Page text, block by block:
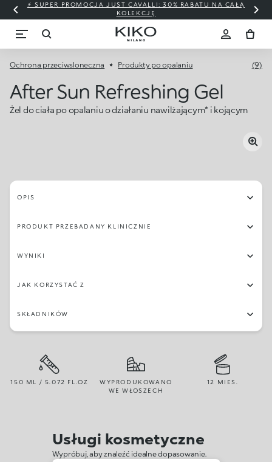
⚡ SUPER PROMOCJA JUST CAVALLI: 30% RABATU NA CAŁĄ
KOLEKCJĘ
Ochrona przeciwsloneczna Produkty po opalaniu (9)
After Sun Refreshing Gel
Żel do ciała po opalaniu o działaniu nawilżającym* i kojącym
OPIS
PRODUKT PRZEBADANY KLINICZNIE
WYNIKI
JAK KORZYSTAĆ Z
SKŁADNIKÓW
150 ML / 5.072 FL.OZ
WYPRODUKOWANO
WE WŁOSZECH
12 MIES.
Usługi kosmetyczne
Wypróbuj, aby znaleźć idealne dopasowanie.